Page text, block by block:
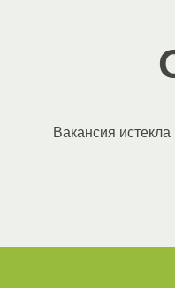
Вакансия истекла